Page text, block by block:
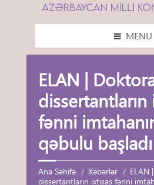
MENU
ELAN |
dissertantların
fənni
qəbulu başladı
Ana Səhifə Xəbərlər
ELAN
dissertantların ixtisas fənni